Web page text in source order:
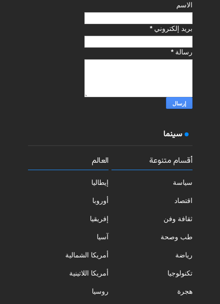
الاسم
بريد إلكتروني*
رسالة*
سينما
أقسام متنوعة
سياسة
اقتصاد
ثقافة وفن
طب وصحة
رياضة
تكنولوجيا
هجرة
العالم
إيطاليا
أوروبا
إفريقيا
آسيا
أمريكا الشمالية
أمريكا اللاتينية
روسيا